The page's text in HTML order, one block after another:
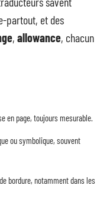
partout, et des
, allowance, chacun
en page, toujours mesurable.
ou symbolique, souvent
bordure, notamment dans les